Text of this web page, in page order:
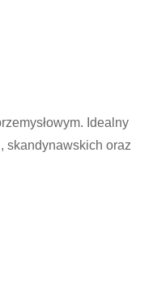
Idealny
skandynawskich oraz